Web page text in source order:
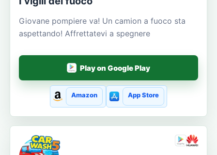
Giovane pompiere va! Un camion a fuoco sta
aspettando! Affrettatevi a spegnere
Play on Google Play
Amazon App Store